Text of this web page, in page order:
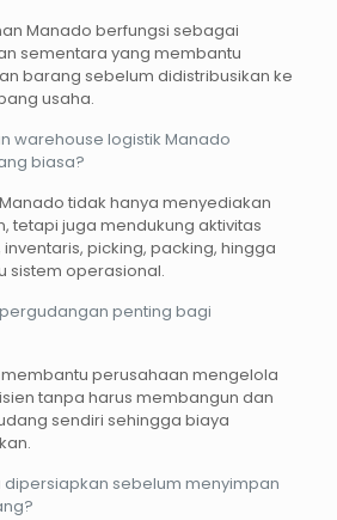
Manado berfungsi sebagai
sementara yang membantu
barang sebelum didistribusikan ke
usaha.
warehouse logistik Manado
biasa?
tidak hanya menyediakan
tetapi juga mendukung aktivitas
picking, packing, hingga
sistem operasional.
penting bagi
perusahaan mengelola
tanpa harus membangun dan
sendiri sehingga biaya
dipersiapkan sebelum menyimpan